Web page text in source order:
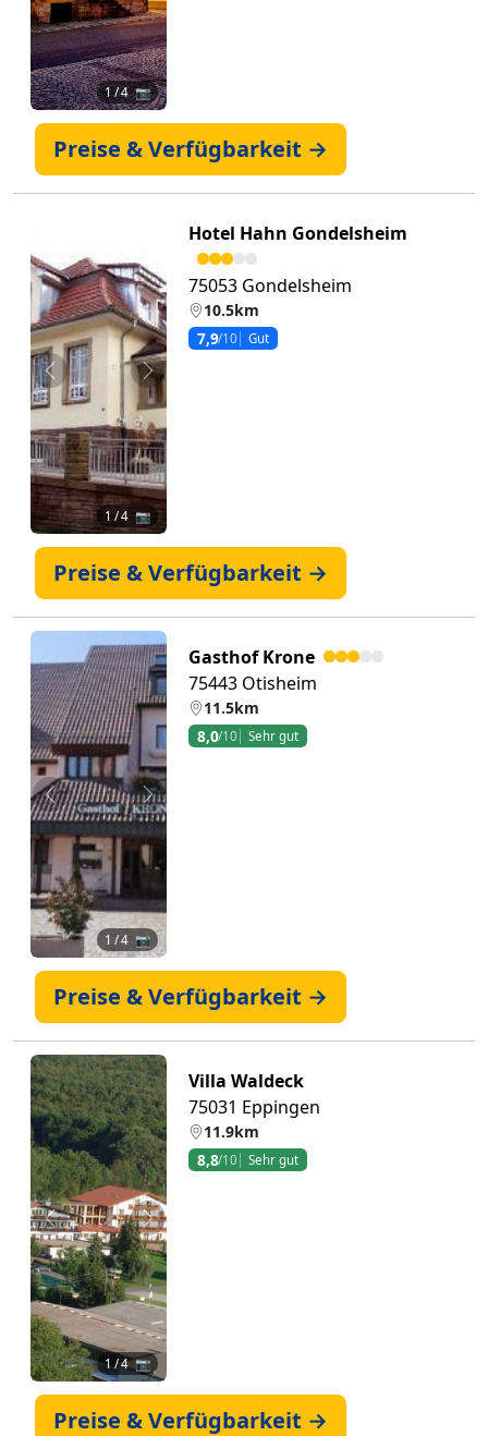
1/ 4 📷
Preise & Verfügbarkeit →
Zurück Weiter
1 / 4 📷
Hotel Hahn Gondelsheim
75053 Gondelsheim
10.5km
7,9/10 Gut
Preise & Verfügbarkeit →
Zurück Weiter
1 / 4 📷
Gasthof Krone
75443 Otisheim
11.5km
8,0/10 Sehr gut
Preise & Verfügbarkeit →
Zurück Weiter
1/ 4 📷
Villa Waldeck
75031 Eppingen
11.9km
8,8/10 Sehr gut
Preise & Verfügbarkeit →